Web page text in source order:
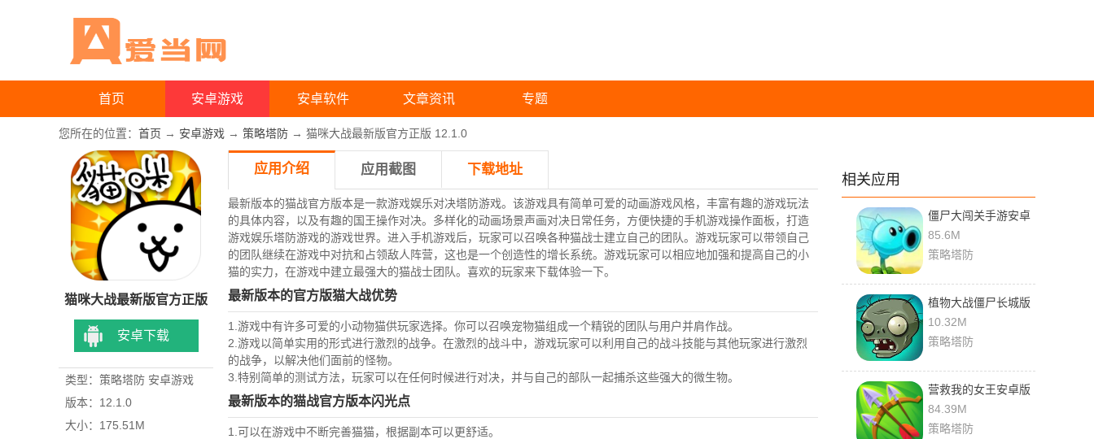
首页 安卓游戏 安卓软件 文章资讯 专题
您所在的位置： 首页 → 安卓游戏 → 策略塔防 → 猫咪大战最新版官方正版 12.1.0
猫咪大战最新版官方正版
安卓下载
类型：策略塔防 安卓游戏
版本：12.1.0
大小：175.51M
应用介绍 应用截图 下载地址
最新版本的猫战官方版本是一款游戏娱乐对决塔防游戏。该游戏具有简单可爱的动画游戏风格，丰富有趣的游戏玩法
的具体内容，以及有趣的国王操作对决。多样化的动画场景声画对决日常任务，方便快捷的手机游戏操作面板，打造
游戏娱乐塔防游戏的游戏世界。进入手机游戏后，玩家可以召唤各种猫战士建立自己的团队。游戏玩家可以带领自己
的团队继续在游戏中对抗和占领敌人阵营，这也是一个创造性的增长系统。游戏玩家可以相应地加强和提高自己的小
猫的实力，在游戏中建立最强大的猫战士团队。喜欢的玩家来下载体验一下。
最新版本的官方版猫大战优势
1.游戏中有许多可爱的小动物猫供玩家选择。你可以召唤宠物猫组成一个精锐的团队与用户并肩作战。
2.游戏以简单实用的形式进行激烈的战争。在激烈的战斗中，游戏玩家可以利用自己的战斗技能与其他玩家进行激烈
的战争，以解决他们面前的怪物。
3.特别简单的测试方法，玩家可以在任何时候进行对决，并与自己的部队一起捕杀这些强大的微生物。
最新版本的猫战官方版本闪光点
1.可以在游戏中不断完善猫猫，根据副本可以更舒适。
相关应用
僵尸大闯关手游安卓
版下载
85.6M
策略塔防
植物大战僵尸长城版
10.32M
策略塔防
营救我的女王安卓版
84.39M
策略塔防